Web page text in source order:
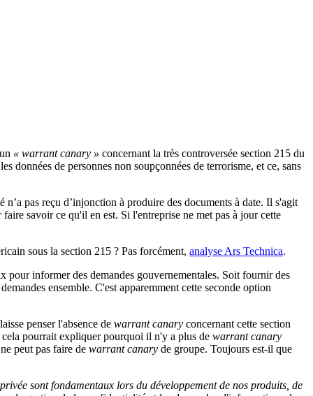
« warrant canary » concernant la très controversée section 215 du
données de personnes non soupçonnées de terrorisme, et ce, sans
pas reçu d’injonction à produire des documents à date. Il s'agit
savoir ce qu'il en est. Si l'entreprise ne met pas à jour cette
sous la section 215 ? Pas forcément, analyse Ars Technica.
pour informer des demandes gouvernementales. Soit fournir des
ensemble. C'est apparemment cette seconde option
penser l'absence de warrant canary concernant cette section
cela pourrait expliquer pourquoi il n'y a plus de warrant canary
peut pas faire de warrant canary de groupe. Toujours est-il que
sont fondamentaux lors du développement de nos produits, de